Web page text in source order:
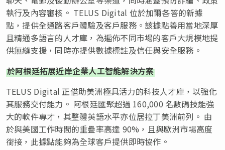
執行及內容審核。 TELUS Digital 位於加爾各答的新據
點，提供全通路客戶體驗及客戶服務。該據點善用當地深厚
且精通多語言的人才庫，為遍佈不同市場的客戶大規模地提
供無縫支援，同時亦提供數據標註及信任與安全服務。
於阿根廷拓展近岸企業人工智能解決方案
TELUS Digital 正借助美洲極具活力的科技人才庫，以強化
其服務交付能力。 阿根廷匯聚超過 160,000 名數碼技能強
大的軟件專才，其整體英語水平亦位居拉丁美洲前列。 由
於與美國工作時間的重疊率高達 90%，且與歐洲市場高度
銜接，此據點能夠為全球客戶提供即時協作。